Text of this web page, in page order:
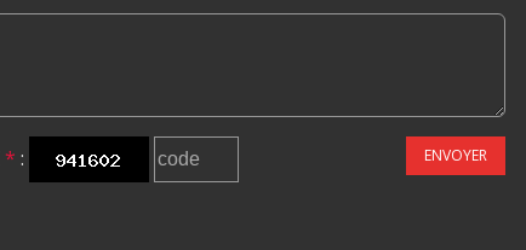
* : ENVOYER